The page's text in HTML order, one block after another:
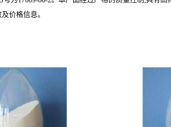
价格信息。